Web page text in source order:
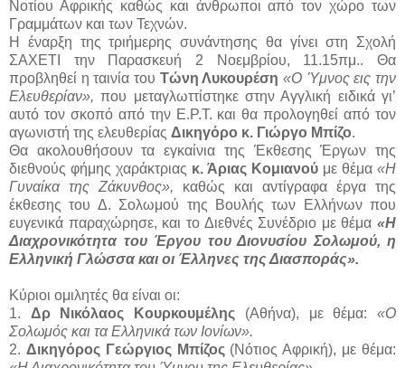
Νοτίου Αφρικής καθώς και άνθρωποι από τον χώρο των
Γραμμάτων και των Τεχνών.
Η έναρξη της τριήμερης συνάντησης θα γίνει στη Σχολή
ΣΑΧΕΤΙ την Παρασκευή 2 Νοεμβρίου, 11.15πμ.. Θα
προβληθεί η ταινία του Τώνη Λυκουρέση «Ο Ύμνος εις την
Ελευθερίαν»,που μεταγλωττίστηκε στην Αγγλική ειδικά γι’
αυτό τον σκοπό από την Ε.Ρ.Τ. και θα προλογηθεί από τον
αγωνιστή της ελευθερίας Δικηγόρο κ. Γιώργο Μπίζο.
Θα ακολουθήσουν τα εγκαίνια της Έκθεσης Έργων της
διεθνούς φήμης χαράκτριας κ. Άριας Κομιανού με θέμα «Η
Γυναίκα της Ζάκυνθος», καθώς και αντίγραφα έργα της
έκθεσης του Δ. Σολωμού της Βουλής των Ελλήνων που
ευγενικά παραχώρησε, και το Διεθνές Συνέδριο με θέμα «Η
Διαχρονικότητα του Έργου του Διονυσίου Σολωμού, η
Ελληνική Γλώσσα και οι Έλληνες της Διασποράς».
Κύριοι ομιλητές θα είναι οι:
1. Δρ Νικόλαος Κουρκουμέλης (Αθήνα), με θέμα:«Ο
Σολωμός και τα Ελληνικά των Ιονίων».
2. Δικηγόρος Γεώργιος Μπίζος (Νότιος Αφρική), με θέμα: